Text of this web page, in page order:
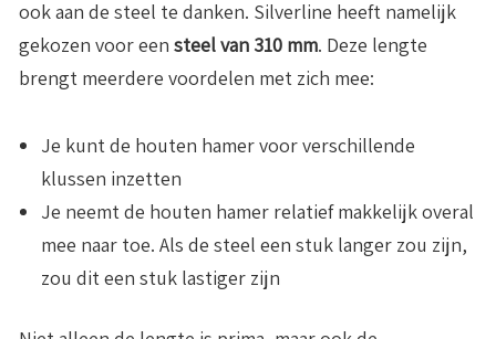
ook aan de steel te danken. Silverline heeft namelijk
gekozen voor een steel van 310 mm. Deze lengte
brengt meerdere voordelen met zich mee:
Je kunt de houten hamer voor verschillende
klussen inzetten
Je neemt de houten hamer relatief makkelijk overal
mee naar toe. Als de steel een stuk langer zou zijn,
zou dit een stuk lastiger zijn